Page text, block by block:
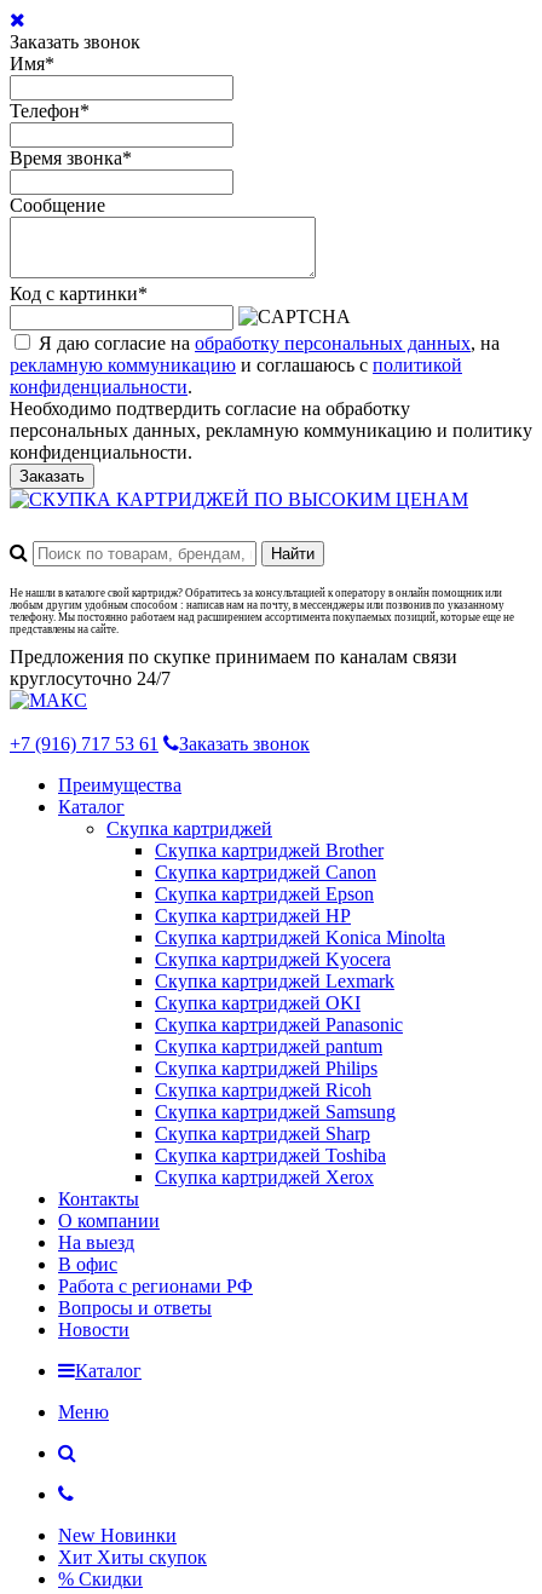
Заказать звонок
Имя*
Телефон*
Время звонка*
Сообщение
Код с картинки*
Я даю согласие на обработку персональных данных, на
рекламную коммуникацию и соглашаюсь с политикой
конфиденциальности.
Необходимо подтвердить согласие на обработку
персональных данных, рекламную коммуникацию и политику
конфиденциальности.
Заказать
Не нашли в каталоге свой картридж? Обратитесь за консультацией к оператору в онлайн помощник или
любым другим удобным способом : написав нам на почту, в мессенджеры или позвонив по указанному
телефону. Мы постоянно работаем над расширением ассортимента покупаемых позиций, которые еще не
представлены на сайте.
Предложения по скупке принимаем по каналам связи
круглосуточно 24/7
+7 (916) 717 53 61
Заказать звонок
Преимущества
Каталог
Скупка картриджей
Скупка картриджей Brother
Скупка картриджей Canon
Скупка картриджей Epson
Скупка картриджей HP
Скупка картриджей Konica Minolta
Скупка картриджей Kyocera
Скупка картриджей Lexmark
Скупка картриджей OKI
Скупка картриджей Panasonic
Скупка картриджей pantum
Скупка картриджей Philips
Скупка картриджей Ricoh
Скупка картриджей Samsung
Скупка картриджей Sharp
Скупка картриджей Toshiba
Скупка картриджей Xerox
Контакты
О компании
На выезд
В офис
Работа с регионами РФ
Вопросы и ответы
Новости
Каталог
Меню
New Новинки
Хит Хиты скупок
% Скидки